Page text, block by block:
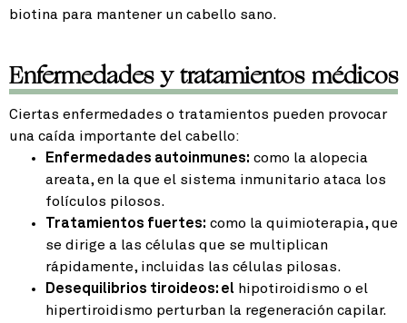
biotina para mantener un cabello sano.
Enfermedades y tratamientos médicos
Ciertas enfermedades o tratamientos pueden provocar
una caída importante del cabello:
Enfermedades autoinmunes: como la alopecia
areata, en la que el sistema inmunitario ataca los
folículos pilosos.
Tratamientos fuertes: como la quimioterapia, que
se dirige a las células que se multiplican
rápidamente, incluidas las células pilosas.
Desequilibrios tiroideos: el hipotiroidismo o el
hipertiroidismo perturban la regeneración capilar.